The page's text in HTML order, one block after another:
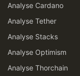
Analyse Cardano
Analyse Tether
Analyse Stacks
Analyse Optimism
Analyse Thorchain